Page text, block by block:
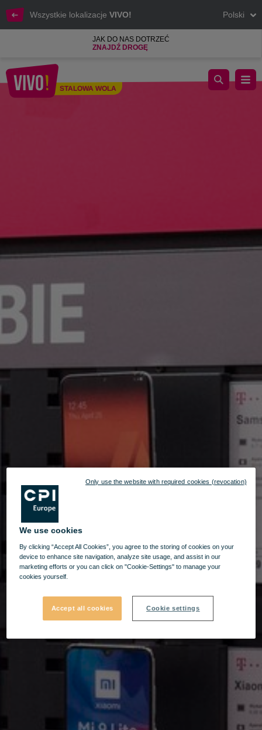
Wszystkie lokalizacje VIVO! Polski
JAK DO NAS DOTRZEĆ
ZNAJDŹ DROGĘ
STALOWA WOLA
Telefon komórkowy, Internet mobilny i domowy
We use cookies
By clicking “Accept All Cookies”, you agree to the storing of cookies on your
device to enhance site navigation, analyze site usage, and assist in our
marketing efforts or you can click on "Cookie-Settings" to manage your
cookies yourself.
Accept all cookies Cookie settings
Only use the website with required cookies (revocation)